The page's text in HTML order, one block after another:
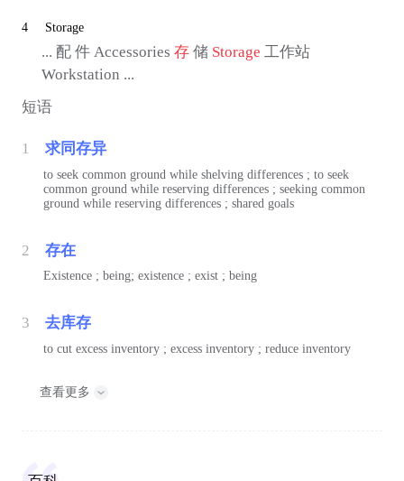
4 Storage
... 配 件 Accessories 存储 Storage 工作站
Workstation ...
短语
1 求同存异
to seek common ground while shelving differences ; to seek
common ground while reserving differences ; seeking common
ground while reserving differences ; shared goals
2 存在
Existence ; being; existence ; exist ; being
3 去库存
to cut excess inventory ; excess inventory ; reduce inventory
查看更多